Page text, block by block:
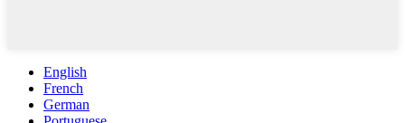
English
French
German